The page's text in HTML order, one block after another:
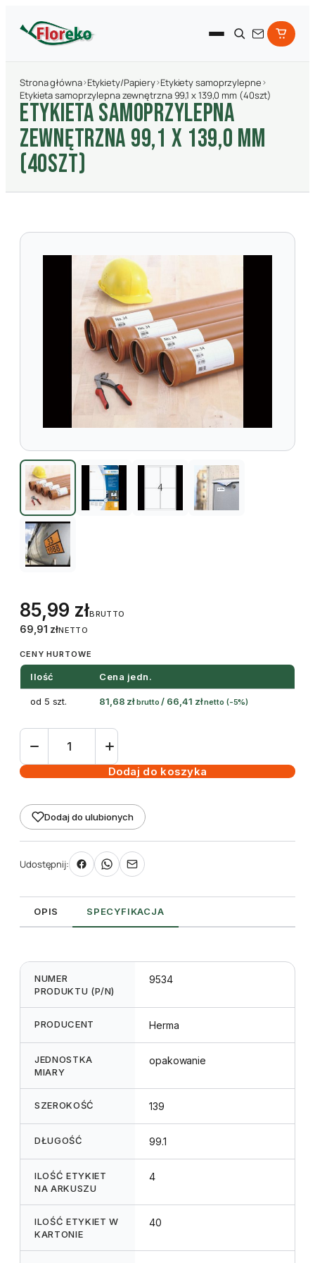
Strona główna›Etykiety/Papiery›Etykiety samoprzylepne›
Etykieta samoprzylepna zewnętrzna 99,1 x 139,0 mm (40szt)
ETYKIETA SAMOPRZYLEPNA
ZEWNęTRZNA 99,1 X 139,0 MM
(40SZT)
85,99 złBRUTTO
69,91 złNETTO
CENY HURTOWE
Ilość Cena jedn.
od 5 szt. 81,68 zł brutto / 66,41 zł netto (-5%)
ilość
samoprzylepna
99,1
x
139,0
mm
Dodaj do koszyka
Dodaj do ulubionych
Udostępnij:
OPIS SPECYFIKACJA
NUMER
PRODUKTU (P/N)
9534
PRODUCENT Herma
JEDNOSTKA
MIARY
opakowanie
SZEROKOŚĆ 139
DŁUGOŚĆ 99.1
ILOŚĆ ETYKIET
NA ARKUSZU
4
ILOŚĆ ETYKIET W
KARTONIE
40